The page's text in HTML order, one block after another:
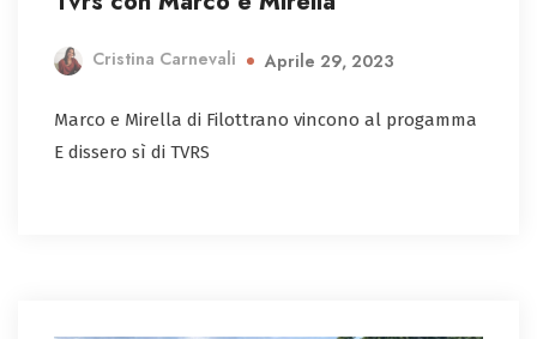
Cristina Carnevali Aprile 29, 2023
Marco e Mirella di Filottrano vincono al progamma
E dissero sì di TVRS